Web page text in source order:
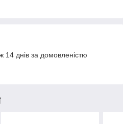
днів за домовленістю